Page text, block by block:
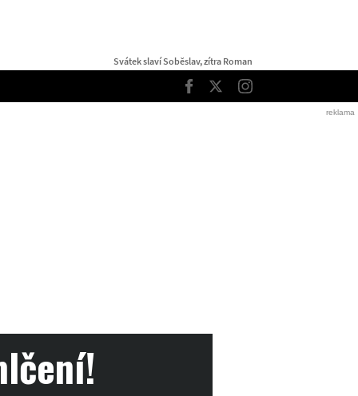
Svátek slaví Soběslav, zítra Roman
Facebook
TwitterInstagram